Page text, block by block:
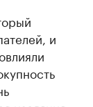
и